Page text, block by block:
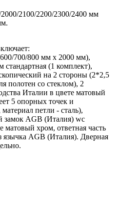
2100/2200/2300/2400 мм
700/800 мм х 2000 мм),
стандартная (1 комплект),
на 2 стороны (2*2,5
полотен со стеклом), 2
Италии в цвете матовый
5 опорных точек и
петли - сталь),
AGB (Италия) wc
матовый хром, ответная часть
язычка AGB (Италия). Дверная